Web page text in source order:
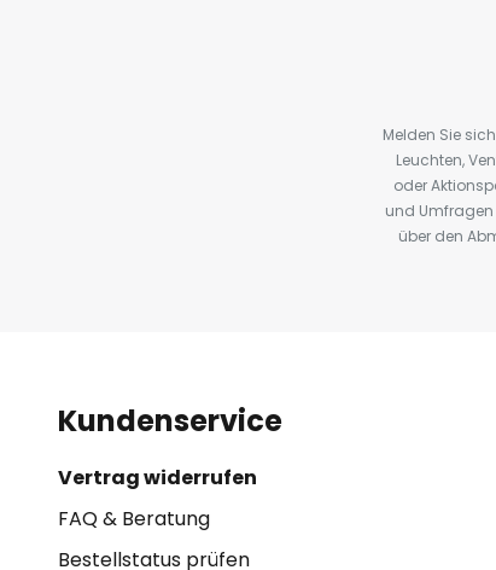
Melden Sie
Leuchten,
oder
und
über den
Kundenservice
Vertrag widerrufen
FAQ & Beratung
Bestellstatus prüfen